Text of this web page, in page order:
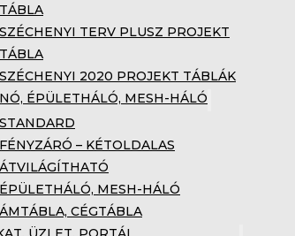
TÁBLA
SZÉCHENYI TERV PLUSZ PROJEKT
TÁBLA
SZÉCHENYI 2020 PROJEKT TÁBLÁK
ÉPÜLETHÁLÓ, MESH-HÁLÓ
STANDARD
FÉNYZÁRÓ – KÉTOLDALAS
ÁTVILÁGÍTHATÓ
ÉPÜLETHÁLÓ, MESH-HÁLÓ
CÉGTÁBLA